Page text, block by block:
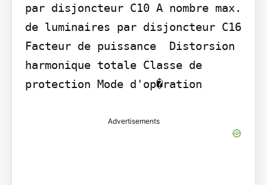
par disjoncteur C10 A nombre max.
de luminaires par disjoncteur C16
Facteur de puissance  Distorsion
harmonique totale Classe de
protection Mode d'op�ration
Advertisements